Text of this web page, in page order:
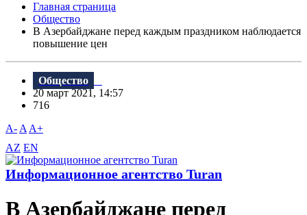
Главная страница
Общество
В Азербайджане перед каждым праздником наблюдается
повышение цен
Общество
20 март 2021, 14:57
716
A- A A+
AZ EN
Информационное агентство Turan
В Азербайджане перед